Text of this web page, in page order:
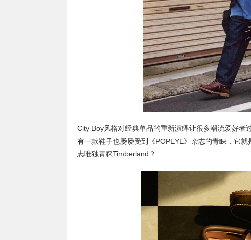
City Boy风格对经典单品的重新演绎让很多潮流爱好
有一款鞋子也屡屡受到《POPEYE》杂志的青睐，它
志唯独青睐Timberland？